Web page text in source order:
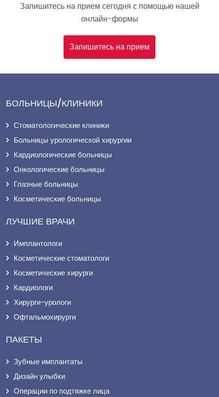
Запишитесь на прием сегодня с помощью нашей
онлайн-формы
Запишитесь на прием
БОЛЬНИЦЫ/КЛИНИКИ
Стоматологические клиники
Больницы урологической хирургии
Кардиологические больницы
Онкологические больницы
Глазные больницы
Косметические больницы
ЛУЧШИЕ ВРАЧИ
Имплантологи
Косметические стоматологи
Косметические хирурги
Кардиологи
Хирурги-урологи
Офтальмохирурги
ПАКЕТЫ
Зубные имплантаты
Дизайн улыбки
Операции по подтяжке лица